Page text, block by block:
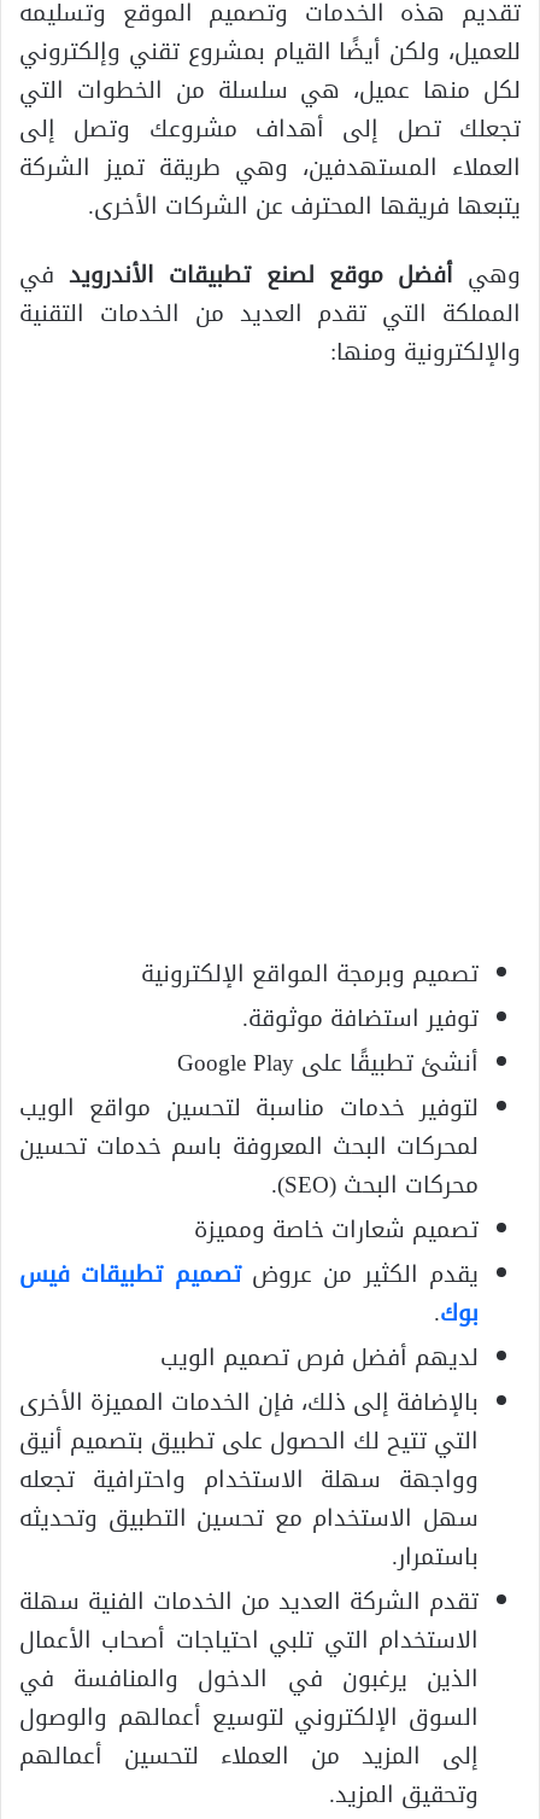
تقديم هذه الخدمات وتصميم الموقع وتسليمه
للعميل، ولكن أيضًا القيام بمشروع تقني وإلكتروني
لكل منها عميل، هي سلسلة من الخطوات التي
تجعلك تصل إلى أهداف مشروعك وتصل إلى
العملاء المستهدفين، وهي طريقة تميز الشركة
يتبعها فريقها المحترف عن الشركات الأخرى.
وهيأفضل موقع لصنع تطبيقات الأندرويدفي
المملكة التي تقدم العديد من الخدمات التقنية
والإلكترونية ومنها:
تصميم وبرمجة المواقع الإلكترونية
توفير استضافة موثوقة.
أنشئ تطبيقًا على Google Play
لتوفير خدمات مناسبة لتحسين مواقع الويب
لمحركات البحث المعروفة باسم خدمات تحسين
محركات البحث (SEO).
تصميم شعارات خاصة ومميزة
يقدم الكثير من عروض تصميم تطبيقات فيس
بوك.
لديهم أفضل فرص تصميم الويب
بالإضافة إلى ذلك، فإن الخدمات المميزة الأخرى
التي تتيح لك الحصول على تطبيق بتصميم أنيق
وواجهة سهلة الاستخدام واحترافية تجعله
سهل الاستخدام مع تحسين التطبيق وتحديثه
باستمرار.
تقدم الشركة العديد من الخدمات الفنية سهلة
الاستخدام التي تلبي احتياجات أصحاب الأعمال
الذين يرغبون في الدخول والمنافسة في
السوق الإلكتروني لتوسيع أعمالهم والوصول
إلى المزيد من العملاء لتحسين أعمالهم
وتحقيق المزيد.